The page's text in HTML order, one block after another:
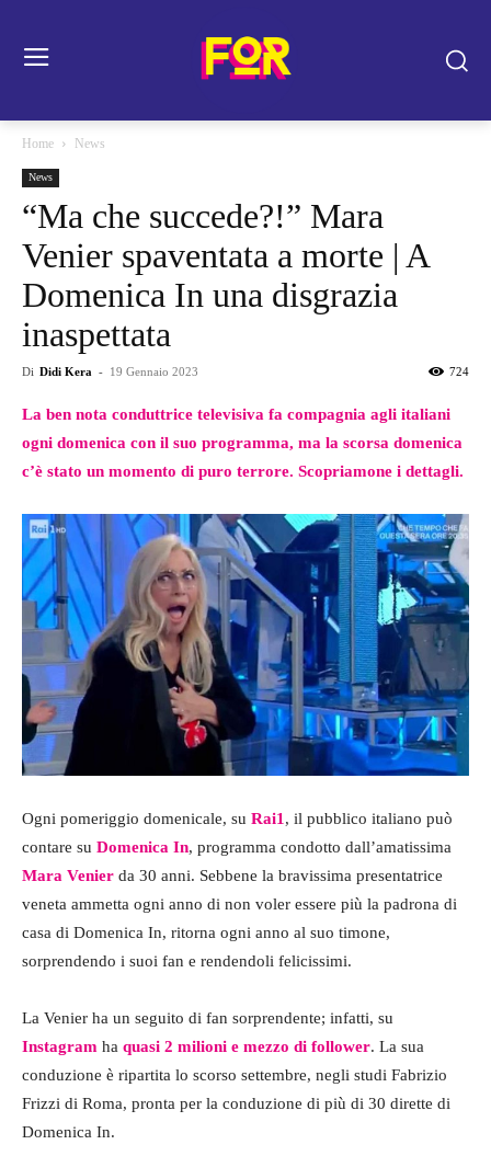
Home News
News
“Ma che succede?!” Mara
Venier spaventata a morte | A
Domenica In una disgrazia
inaspettata
Di Didi Kera - 19 Gennaio 2023 724
La ben nota conduttrice televisiva fa compagnia agli italiani
ogni domenica con il suo programma, ma la scorsa domenica
c’è stato un momento di puro terrore. Scopriamone i dettagli.
Ogni pomeriggio domenicale, su Rai1 , il pubblico italiano può
contare su Domenica In, programma condotto dall’amatissima
Mara Venier da 30 anni. Sebbene la bravissima presentatrice
veneta ammetta ogni anno di non voler essere più la padrona di
casa di Domenica In, ritorna ogni anno al suo timone,
sorprendendo i suoi fan e rendendoli felicissimi.
La Venier ha un seguito di fan sorprendente; infatti, su
Instagram ha quasi 2 milioni e mezzo di follower. La sua
conduzione è ripartita lo scorso settembre, negli studi Fabrizio
Frizzi di Roma, pronta per la conduzione di più di 30 dirette di
Domenica In.